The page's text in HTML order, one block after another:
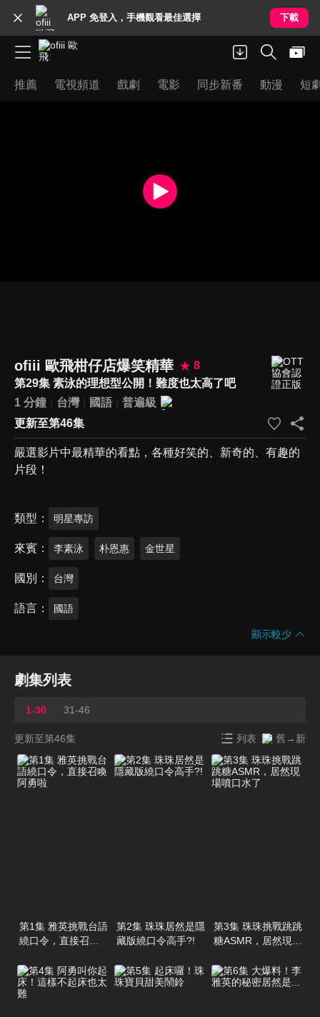
APP 免登入，手機觀看最佳選擇 下載
推薦 電視頻道 戲劇 電影 同步新番 動漫 短
ofiii 歐飛柑仔店爆笑精華
8
第29集 素泳的理想型公開！難度也太高了吧
1 分鐘
台灣 國語
普遍級
更新至第46集
嚴選影片中最精華的看點，各種好笑的、新奇的、有趣的
片段！
類型 明星專訪
來賓 李素泳 朴恩惠 金世星
國別 台灣
語言 國語
顯示較少
劇集列表
1-30 31-46
更新至第46集 列表 舊→新
第1集 雅英挑戰台語
繞口令，直接召喚
第2集 珠珠居然是隱
藏版繞口令高手?!
第3集 珠珠挑戰跳跳
糖ASMR，居然現場